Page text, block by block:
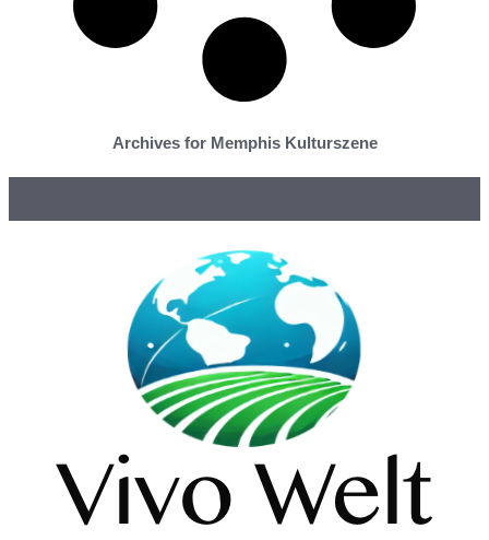
Archives for Memphis Kulturszene